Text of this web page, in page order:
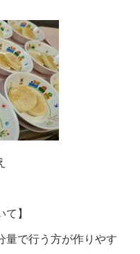
】
量で行う方が作りやす